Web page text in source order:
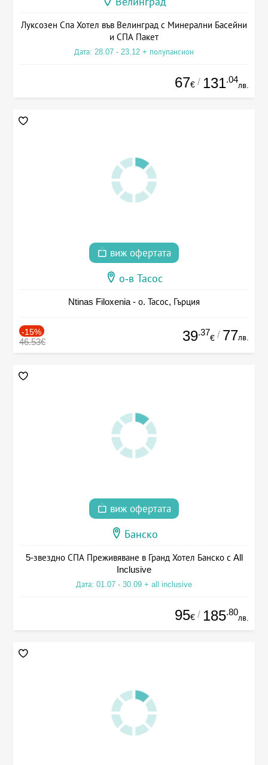
Луксозен Спа Хотел във Велинград с Минерални Басейни
и СПА Пакет
Дата: 28.07 - 23.12 + полупансион
67€ / 131.04
лв.
виж офертата
о-в Тасос
Ntinas Filoxenia - о. Тасос, Гърция
-15%
46.53€ 39.37
€ / 77лв.
виж офертата
Банско
5-звездно СПА Преживяване в Гранд Хотел Банско с All
Inclusive
Дата: 01.07 - 30.09 + all inclusive
95€ / 185.80
лв.